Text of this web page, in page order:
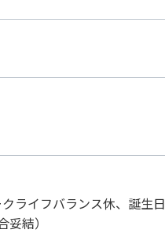
ライフバランス休、誕生日
結）